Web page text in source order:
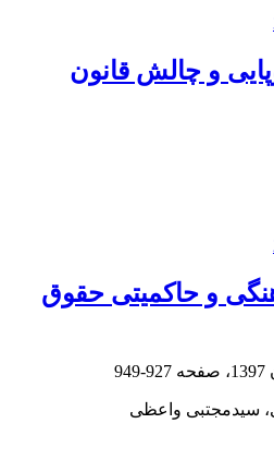
و چالش قانون
و حاکمیتی حقوق
927-949
سیدمجتبی واعظی